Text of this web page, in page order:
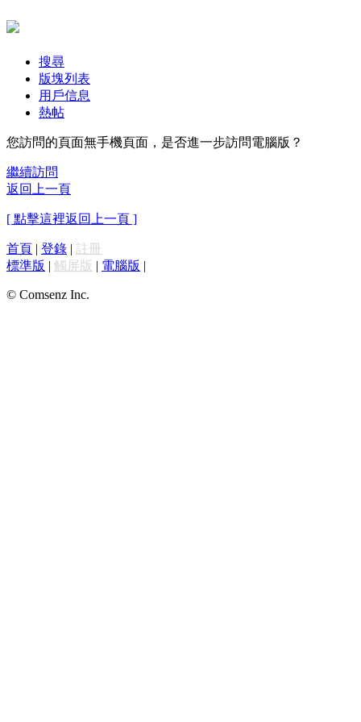
搜尋
版塊列表
用戶信息
熱帖
您訪問的頁面無手機頁面，是否進一步訪問電腦版？
繼續訪問
返回上一頁
[ 點擊這裡返回上一頁 ]
首頁 | 登錄 | 註冊
標準版 | 觸屏版 | 電腦版 |
© Comsenz Inc.